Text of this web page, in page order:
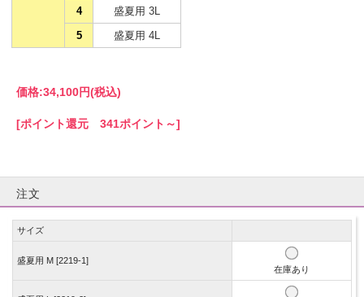
4
盛夏用 3L
5
盛夏用 4L
価格:34,100円(税込)
[ポイント還元 341ポイント～]
注文
サイズ
盛夏用 M [2219-1]
在庫あり